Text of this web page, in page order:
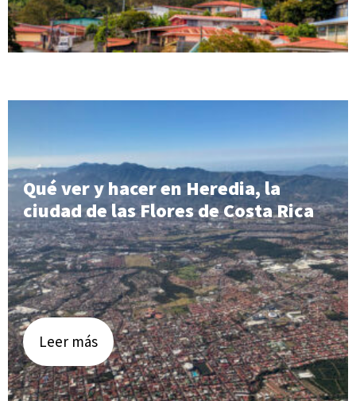
Qué ver y hacer en Heredia, la
ciudad de las Flores de Costa Rica
Leer más